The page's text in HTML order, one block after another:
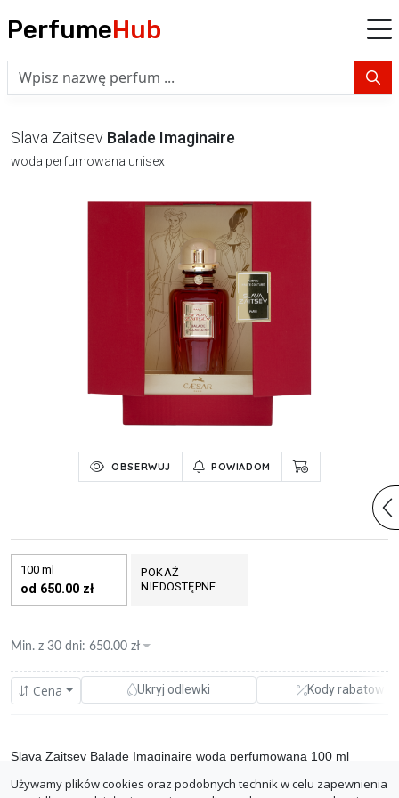
PerfumeHub
Slava Zaitsev Balade Imaginaire
woda perfumowana unisex
OBSERWUJ POWIADOM
100 ml
od 650.00 zł
POKAŻ
NIEDOSTĘPNE
Cena Ukryj odlewki Kody rabatowe
Min. z 30 dni: 650.00 zł
luxuryforless.pl
Slava Zaitsev Balade Imaginaire woda perfumowana 100 ml
0.00%
Używamy plików cookies oraz podobnych technik w celu zapewnienia